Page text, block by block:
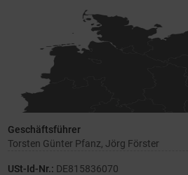
Geschäftsführer
Torsten Günter Pfanz, Jörg Förster
USt-Id-Nr.: DE815836070